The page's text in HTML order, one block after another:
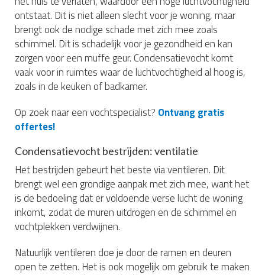
ontstaat. Dit is niet alleen slecht voor je woning, maar
brengt ook de nodige schade met zich mee zoals
schimmel. Dit is schadelijk voor je gezondheid en kan
zorgen voor een muffe geur. Condensatievocht komt
vaak voor in ruimtes waar de luchtvochtigheid al hoog is,
zoals in de keuken of badkamer.
Op zoek naar een vochtspecialist? Ontvang gratis
offertes!
Condensatievocht bestrijden: ventilatie
Het bestrijden gebeurt het beste via ventileren. Dit
brengt wel een grondige aanpak met zich mee, want het
is de bedoeling dat er voldoende verse lucht de woning
inkomt, zodat de muren uitdrogen en de schimmel en
vochtplekken verdwijnen.
Natuurlijk ventileren doe je door de ramen en deuren
open te zetten. Het is ook mogelijk om gebruik te maken